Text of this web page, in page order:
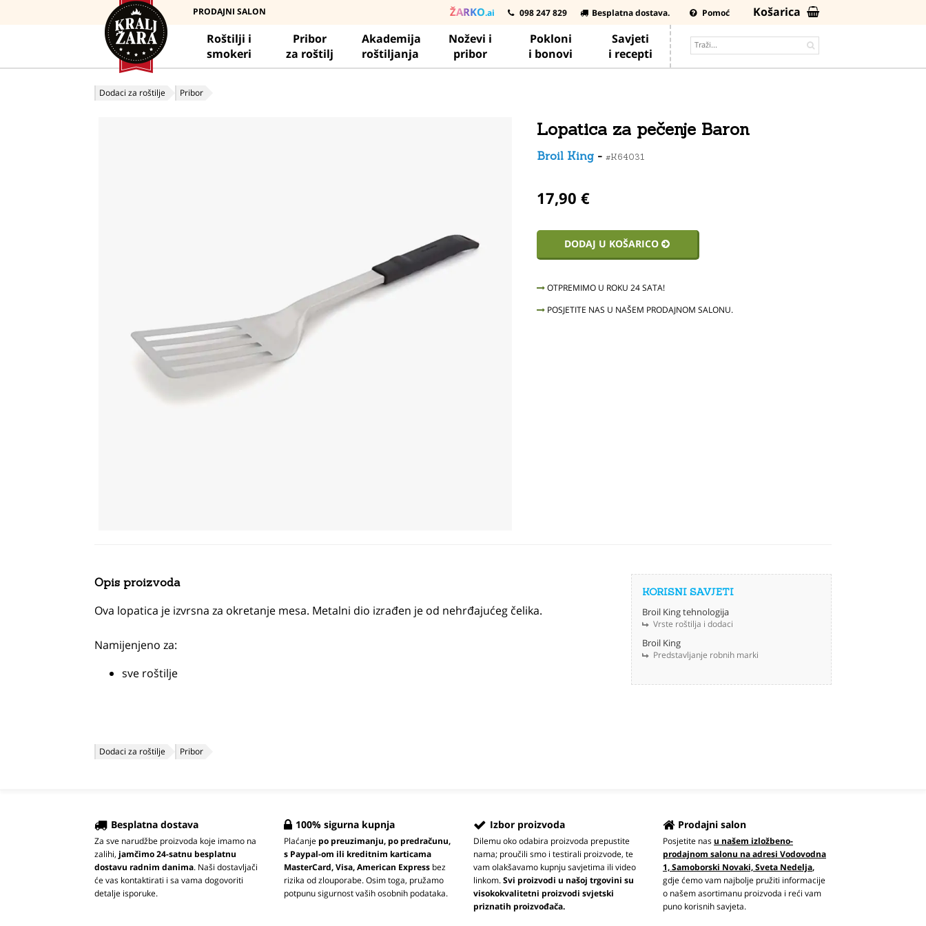
PRODAJNI SALON ŽARKO.ai 098 247 829 Besplatna dostava. Pomoć
Košarica
Roštilji i
smokeri
Pribor
za roštilj
Akademija
roštiljanja
Noževi i
pribor
Pokloni
i bonovi
Savjeti
i recepti
Dodaci za roštilje Pribor
Lopatica za pečenje Baron
Broil King- #K64031
17,90 €
DODAJ U KOŠARICO
OTPREMIMO U ROKU 24 SATA!
POSJETITE NAS U NAŠEM PRODAJNOM SALONU.
Opis proizvoda
Ova lopatica je izvrsna za okretanje mesa. Metalni dio izrađen je od nehrđajućeg čelika.
Namijenjeno za:
sve roštilje
KORISNI SAVJETI
Broil King tehnologija
Vrste roštilja i dodaci
Broil King
Predstavljanje robnih marki
Dodaci za roštilje Pribor
Besplatna dostava
Za sve narudžbe proizvoda koje imamo na
zalihi, jamčimo 24-satnu besplatnu
dostavu radnim danima. Naši dostavljači
će vas kontaktirati i sa vama dogovoriti
detalje isporuke.
100% sigurna kupnja
Plaćanje po preuzimanju, po predračunu,
s Paypal-om ili kreditnim karticama
MasterCard, Visa, American Express bez
rizika od zlouporabe. Osim toga, pružamo
potpunu sigurnost vaših osobnih podataka.
Izbor proizvoda
Dilemu oko odabira proizvoda prepustite
nama; proučili smo i testirali proizvode, te
vam olakšavamo kupnju savjetima ili video
linkom.Svi proizvodi u našoj trgovini su
visokokvalitetni proizvodi svjetski
priznatih proizvođača.
Prodajni salon
Posjetite nasu našem izložbeno-
prodajnom salonu na adresi Vodovodna
1, Samoborski Novaki, Sveta Nedelja,
gdje ćemo vam najbolje pružiti informacije
o našem asortimanu proizvoda i reći vam
puno korisnih savjeta.